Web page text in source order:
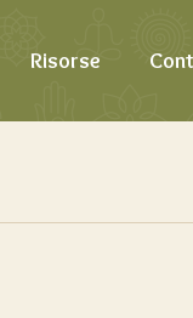
Risorse